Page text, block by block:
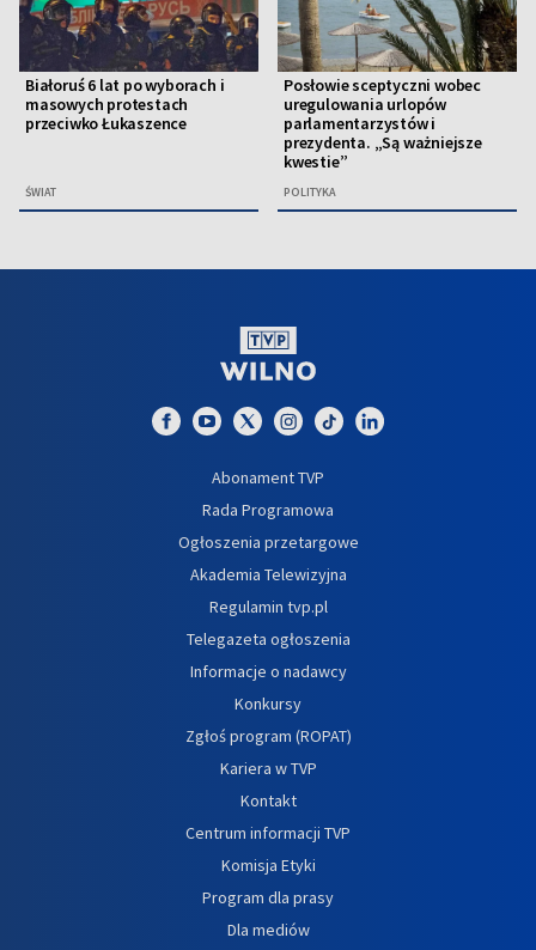
Białoruś 6 lat po wyborach i
masowych protestach
przeciwko Łukaszence
ŚWIAT
Posłowie sceptyczni wobec
uregulowania urlopów
parlamentarzystów i
prezydenta. „Są ważniejsze
kwestie”
POLITYKA
Abonament TVP
Rada Programowa
Ogłoszenia przetargowe
Akademia Telewizyjna
Regulamin tvp.pl
Telegazeta ogłoszenia
Informacje o nadawcy
Konkursy
Zgłoś program (ROPAT)
Kariera w TVP
Kontakt
Centrum informacji TVP
Komisja Etyki
Program dla prasy
Dla mediów